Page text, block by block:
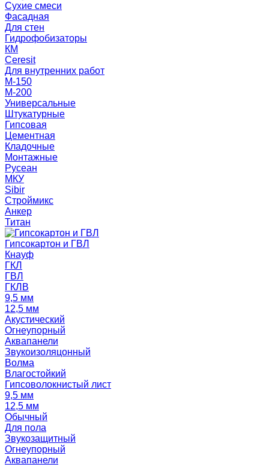
Сухие смеси
Фасадная
Для стен
Гидрофобизаторы
КМ
Ceresit
Для внутренних работ
М-150
М-200
Универсальные
Штукатурные
Гипсовая
Цементная
Кладочные
Монтажные
Русеан
МКУ
Sibir
Строймикс
Анкер
Титан
Гипсокартон и ГВЛ
Кнауф
ГКЛ
ГВЛ
ГКЛВ
9,5 мм
12,5 мм
Акустический
Огнеупорный
Аквапанели
Звукоизоляцонный
Волма
Влагостойкий
Гипсоволокнистый лист
9,5 мм
12,5 мм
Обычный
Для пола
Звукозащитный
Огнеупорный
Аквапанели